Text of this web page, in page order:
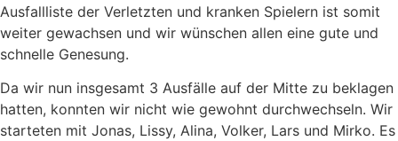
Ausfallliste der Verletzten und kranken Spielern ist somit
weiter gewachsen und wir wünschen allen eine gute und
schnelle Genesung.
Da wir nun insgesamt 3 Ausfälle auf der Mitte zu beklagen
hatten, konnten wir nicht wie gewohnt durchwechseln. Wir
starteten mit Jonas, Lissy, Alina, Volker, Lars und Mirko. Es